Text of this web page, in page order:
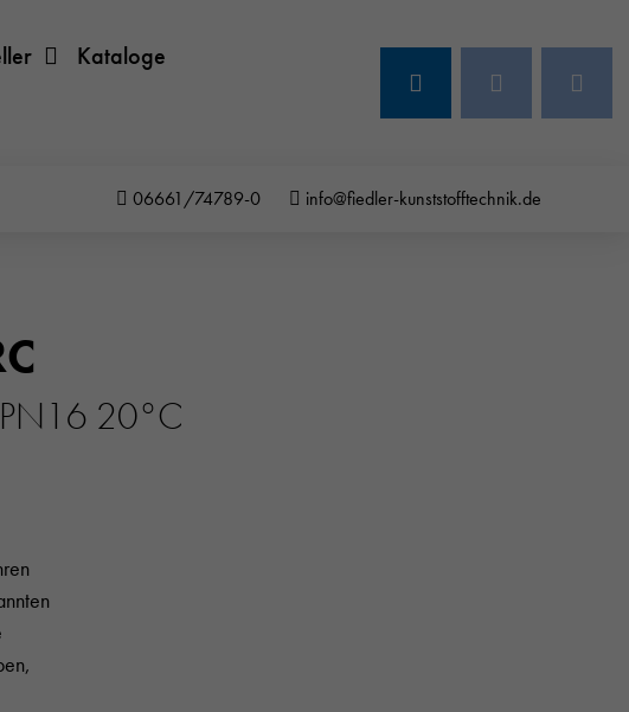
Kataloge
06661/74789-0 info@fiedler-kunststofftechnik.de
PN16 20°C